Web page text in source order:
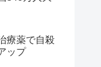
療薬で自殺
ップ